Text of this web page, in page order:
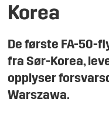
Korea
De første FA-50-
fra Sør-Korea,
opplyser
Warszawa.